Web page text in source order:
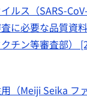
イルス（SARS-
に必要な品質資
チン等審査部）
（Meiji Seika フ